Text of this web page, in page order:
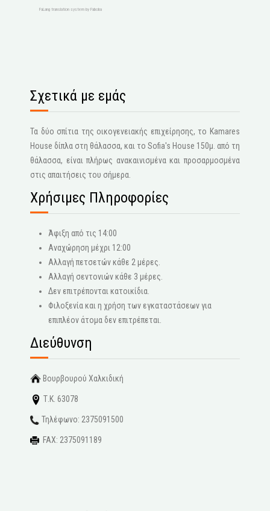
FaLang translation system by Faboba
Σχετικά με εμάς
Τα δύο σπίτια της οικογενειακής επιχείρησης, το Kamares
House δίπλα στη θάλασσα, και το Sofia's House 150μ. από τη
θάλασσα, είναι πλήρως ανακαινισμένα και προσαρμοσμένα
στις απαιτήσεις του σήμερα.
Χρήσιμες Πληροφορίες
Άφιξη από τις 14:00
Αναχώρηση μέχρι 12:00
Αλλαγή πετσετών κάθε 2 μέρες.
Αλλαγή σεντονιών κάθε 3 μέρες.
Δεν επιτρέπονται κατοικίδια.
Φιλοξενία και η χρήση των εγκαταστάσεων για
επιπλέον άτομα δεν επιτρέπεται.
Διεύθυνση
Βουρβουρού Χαλκιδική
Τ.Κ. 63078
Τηλέφωνο: 2375091500
FAX: 2375091189